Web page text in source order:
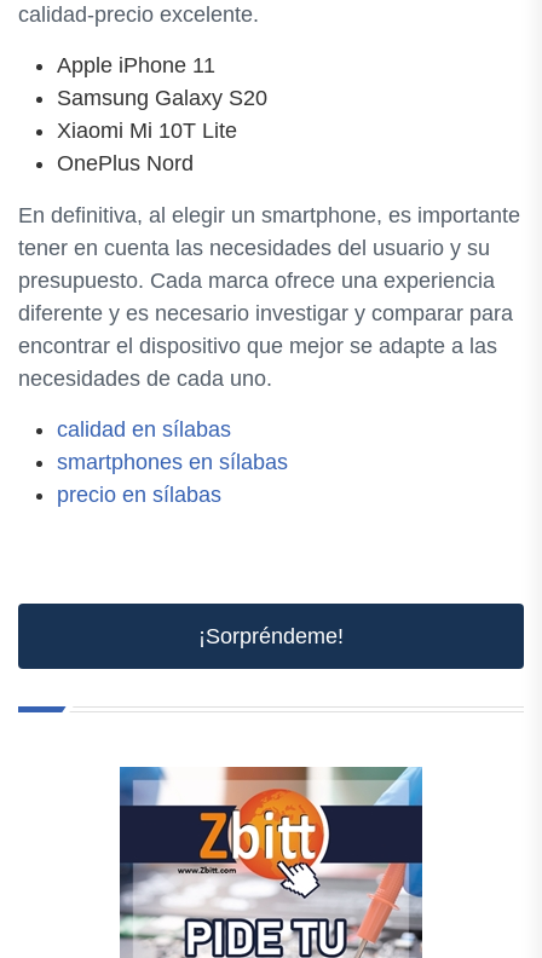
calidad-precio excelente.
Apple iPhone 11
Samsung Galaxy S20
Xiaomi Mi 10T Lite
OnePlus Nord
En definitiva, al elegir un smartphone, es importante
tener en cuenta las necesidades del usuario y su
presupuesto. Cada marca ofrece una experiencia
diferente y es necesario investigar y comparar para
encontrar el dispositivo que mejor se adapte a las
necesidades de cada uno.
calidad en sílabas
smartphones en sílabas
precio en sílabas
¡Sorpréndeme!